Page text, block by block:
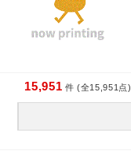
15,951 件 (全15,951点)